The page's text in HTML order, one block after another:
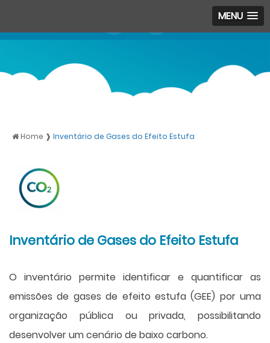
MENU
Home ❱ Inventário de Gases do Efeito Estufa
Inventário de Gases do Efeito Estufa
O inventário permite identificar e quantificar as
emissões de gases de efeito estufa (GEE) por uma
organização pública ou privada, possibilitando
desenvolver um cenário de baixo carbono.